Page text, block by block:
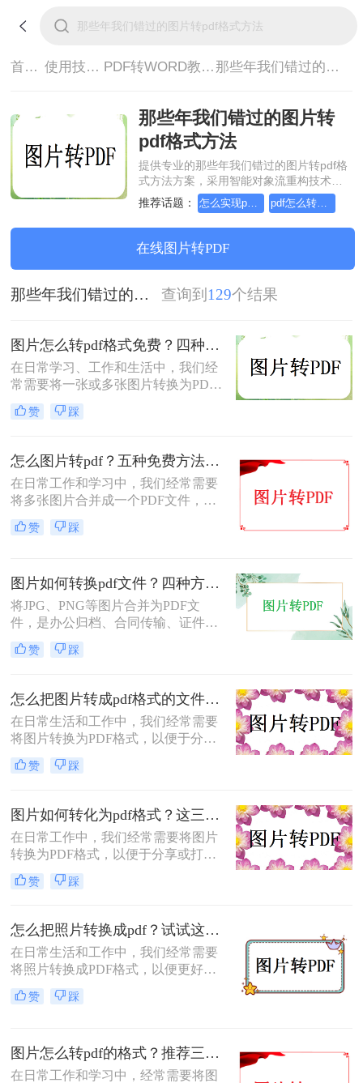
首页> 使用技巧> PDF转WORD教程> 那些年我们错过的图片转pdf格式方法
那些年我们错过的图片转
pdf格式方法
提供专业的那些年我们错过的图片转pdf格
式方法方案，采用智能对象流重构技术，
确保文档1:1高保真还原且排版不乱码。支
持一键批量处理，全链路 SSL 加密保障隐
私安全。助您快速实现那些年我们错过的
图片转pdf格式方法，无需安装，高效办
公。
推荐话题： 怎么实现pdf转Word？详细方法教学
在线图片转PDF
那些年我们错过的图片转pdf格式方法 查询到 129个结果
图片怎么转pdf格式免费？四种方法对比与实操指南（附详细表格）!
在日常学习、工作和生活中，我们经
常需要将一张或多张图片转换为PDF
格式，以便于分享、存档或打印。无
论是整理电子相册、提交证件照，还
都十分常见。为了帮你快速选出最适
合自己的转换方式，下表汇总了四种
主流免费方法的核心差异：
赞 踩
怎么图片转pdf？五种免费方法对比与实操指南（附详细表格）！
在日常工作和学习中，我们经常需要
将多张图片合并成一个PDF文件，以
便于分享、存档或打印。无论是制作
电子相册、整理工作截图、提交证件
出最适合自己的转换方式，下表汇总
了五种主流方法的核心差异：
赞 踩
图片如何转换pdf文件？四种方法实测对比，附各场景最优选！
将JPG、PNG等图片合并为PDF文
件，是办公归档、合同传输、证件提
交中经常遇到的需求。但不同方法在
转换质量、操作效率、数据安全方面
模糊、页面错位，甚至隐私泄露。本
文基于实际测试，对比四种主流图片
转PDF方案，按场景给出明确建议，
帮你少走弯路。
赞 踩
怎么把图片转成pdf格式的文件？尝试下面三种方法！
在日常生活和工作中，我们经常需要
将图片转换为PDF格式，以便于分
享、打印或归档。那么怎么把图片转
成pdf格式的文件呢？本文将介绍三种
方法都有其特点和适用场景，您可以
根据自己的需求选择最合适的方式。
赞 踩
图片如何转化为pdf格式？这三个实用指南收好！
在日常工作中，我们经常需要将图片
转换为PDF格式，以便于分享或打
印。那么图片如何转化为pdf格式呢？
本文将介绍三种将图片转化为PDF格
和适用场景，您可以根据自己的需求
选择最合适的方式。
赞 踩
怎么把照片转换成pdf？试试这三个转换方法！
在日常生活和工作中，我们经常需要
将照片转换成PDF格式，以便更好地
进行分享、存储或打印。那么怎么把
照片转换成pdf呢？本文将介绍三种将
赞 踩
图片怎么转pdf的格式？推荐三种实用的方法！
在日常工作和学习中，经常需要将图